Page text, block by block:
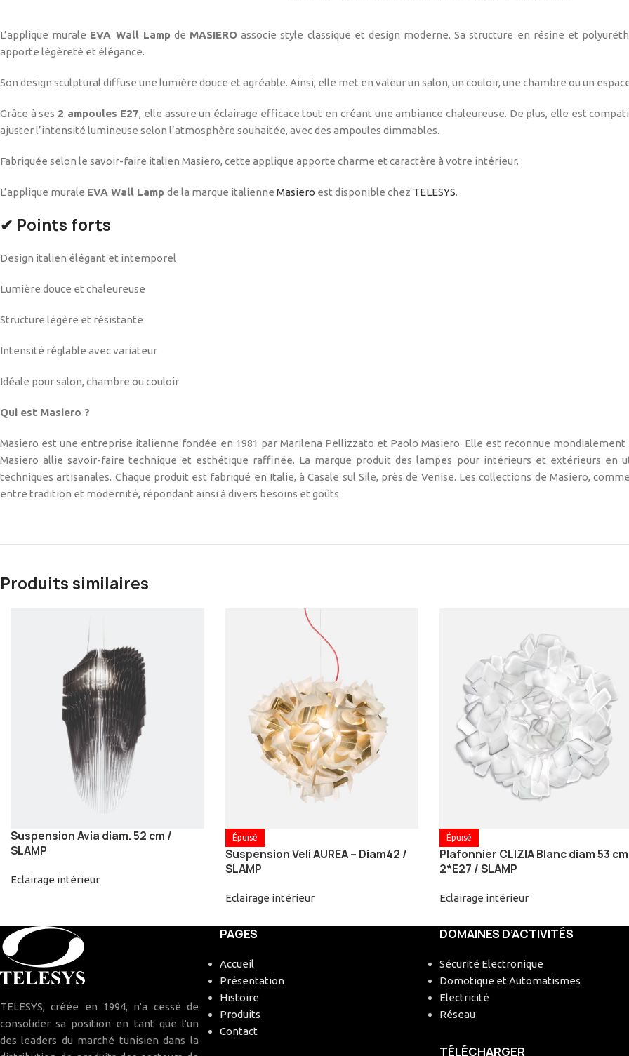
L’applique murale EVA Wall Lampde MASIERO associe style classique et design moderne. Sa structure en résine et
apporte légèreté et élégance.
Son design sculptural diffuse une lumière douce et agréable. Ainsi, elle met en valeur un salon, un couloir, une chambre ou un espace
Grâce à ses 2 ampoules E27, elle assure un éclairage efficace tout en créant une ambiance chaleureuse. De plus, elle est
ajuster l’intensité lumineuse selon l’atmosphère souhaitée, avec des ampoules dimmables.
Fabriquée selon le savoir-faire italien Masiero, cette applique apporte charme et caractère à votre intérieur.
L’applique murale EVA Wall Lamp de la marque italienne Masiero est disponible chez TELESYS.
✔ Points forts
Design italien élégant et intemporel
Lumière douce et chaleureuse
Structure légère et résistante
Intensité réglable avec variateur
Idéale pour salon, chambre ou couloir
Qui est Masiero ?
Masiero est une entreprise italienne fondée en 1981 par Marilena Pellizzato et Paolo Masiero. Elle est reconnue
Masiero allie savoir-faire technique et esthétique raffinée. La marque produit des lampes pour intérieurs et extérieurs en
techniques artisanales. Chaque produit est fabriqué en Italie, à Casale sul Sile, près de Venise. Les collections de Masiero,
entre tradition et modernité, répondant ainsi à divers besoins et goûts.
Produits similaires
Suspension Avia diam. 52 cm /
SLAMP
Eclairage intérieur
Épuisé
Suspension Veli AUREA – Diam42 /
SLAMP
Eclairage intérieur
Épuisé
Plafonnier CLIZIA Blanc diam 53 cm
2*E27 / SLAMP
Eclairage intérieur
TELESYS, créée en 1994, n'a cessé de
consolider sa position en tant que l'un
des leaders du marché tunisien dans la
PAGES
Accueil
Présentation
Histoire
Produits
Contact
DOMAINES D’ACTIVITÉS
Sécurité Electronique
Domotique et Automatismes
Electricité
Réseau
TÉLÉCHARGER